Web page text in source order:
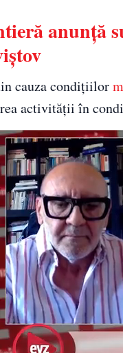
anunță
cauza condițiilor
activității în